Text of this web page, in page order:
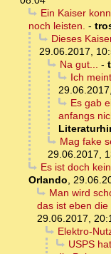
Ein Kaiser
noch leisten. -
Dieses
29.06.2017,
Na gut... -
Ich
Es gab
anfangs
Mag fake
29.06.2017,
Es ist doch
Orlando,
Man wird
das ist eben
29.06.2017,
Elektro-
USPS